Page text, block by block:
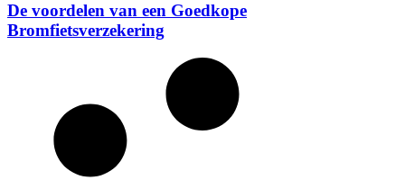
De voordelen van een Goedkope
Bromfietsverzekering